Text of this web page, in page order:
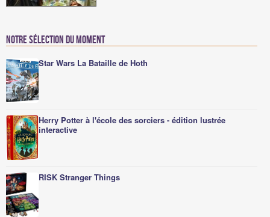
Notre sélection du moment
Star Wars La Bataille de Hoth
Herry Potter à l'école des sorciers - édition lustrée
interactive
RISK Stranger Things